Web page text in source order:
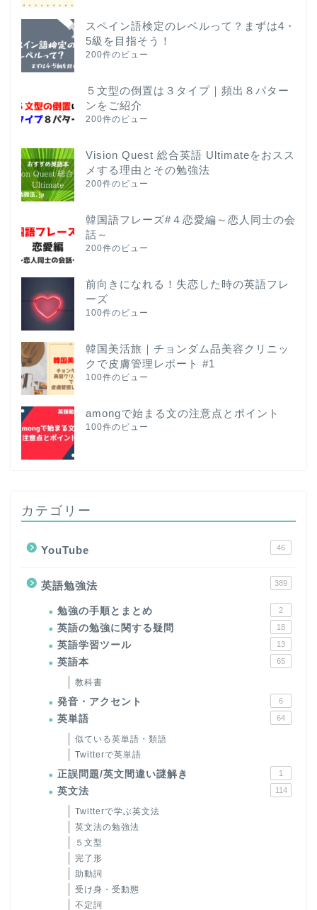
スペイン語検定のレベルって？まずは4・
5級を目指そう！
200件のビュー
５文型の倒置は３タイプ｜頻出８パター
ンをご紹介
200件のビュー
Vision Quest 総合英語 Ultimateをおスス
メする理由とその勉強法
200件のビュー
韓国語フレーズ#４恋愛編～恋人同士の会
話～
200件のビュー
前向きになれる！失恋した時の英語フレ
ーズ
100件のビュー
韓国美活旅｜チョンダム品美容クリニッ
クで皮膚管理レポート #1
100件のビュー
amongで始まる文の注意点とポイント
100件のビュー
カテゴリー
YouTube 46
英語勉強法 389
勉強の手順とまとめ 2
英語の勉強に関する疑問 18
英語学習ツール 13
英語本 65
教科書
発音・アクセント 6
英単語 64
似ている英単語・類語
Twitterで英単語
正誤問題/英文間違い謎解き 1
英文法 114
Twitterで学ぶ英文法
英文法の勉強法
５文型
完了形
助動詞
受け身・受動態
不定詞